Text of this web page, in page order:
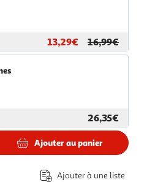
13,29€ 16,99€
26,35€
Ajouter au panier
Ajouter à une liste